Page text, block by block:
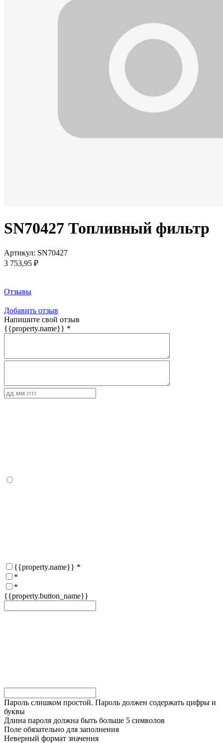
SN70427 Топливный фильтр
Артикул: SN70427
3 753,95 ₽
Отзывы
Добавить отзыв
Напишите свой отзыв
{{property.name}} *
{{property.name}} *
*
*
{{property.button_name}}
Пароль слишком простой. Пароль должен содержать цифры и
буквы
Длина пароля должна быть больше 5 символов
Поле обязательно для заполнения
Неверный формат значения